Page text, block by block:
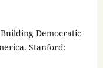
Democratic
Stanford: